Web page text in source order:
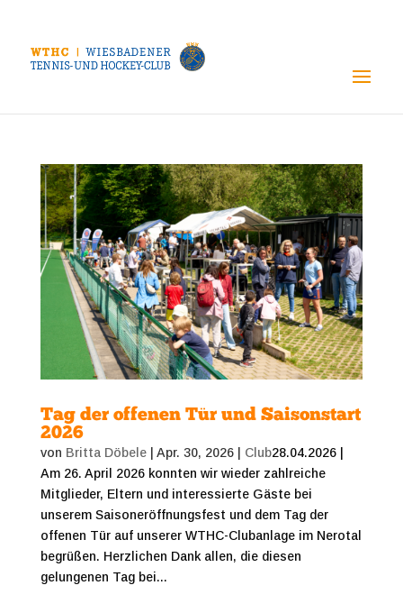
Tag der offenen Tür und Saisonstart
2026
von Britta Döbele| Apr. 30, 2026| Club28.04.2026 |
Am 26. April 2026 konnten wir wieder zahlreiche
Mitglieder, Eltern und interessierte Gäste bei
unserem Saisoneröffnungsfest und dem Tag der
offenen Tür auf unserer WTHC-Clubanlage im Nerotal
begrüßen. Herzlichen Dank allen, die diesen
gelungenen Tag bei...